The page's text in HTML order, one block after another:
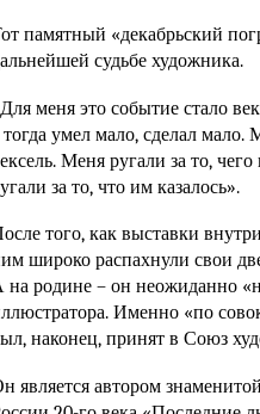
памятный «декабрьский
судьбе художника.
меня это событие стало
тогда умел мало, сделал
Меня ругали за то,
за то, что им казалось».
того, как выставки
широко распахнули свои
на родине – он неожиданно
Именно «по
наконец, принят в Союз
является автором